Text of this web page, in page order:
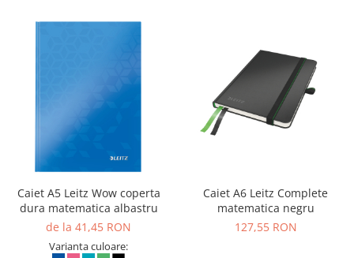
Incaltaminte de lucru si protectie
Incaltaminte de oras si munte
Echipamente medicale
Manusi de protectie
Accesorii pentru protectia capului
Casti de protectie
Antifoane
Ochelari de protectie si viziere
Caiet A5 Leitz Wow coperta
dura matematica albastru
de la 41,45 RON
Varianta culoare:
Caiet A6 Leitz Complete
matematica negru
127,55 RON